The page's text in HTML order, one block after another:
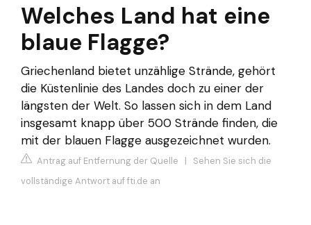
Welches Land hat eine
blaue Flagge?
Griechenland bietet unzählige Strände, gehört
die Küstenlinie des Landes doch zu einer der
längsten der Welt. So lassen sich in dem Land
insgesamt knapp über 500 Strände finden, die
mit der blauen Flagge ausgezeichnet wurden.
Antrag auf Entfernung der Quelle | Sehen Sie sich die
vollständige Antwort auf fti.de an